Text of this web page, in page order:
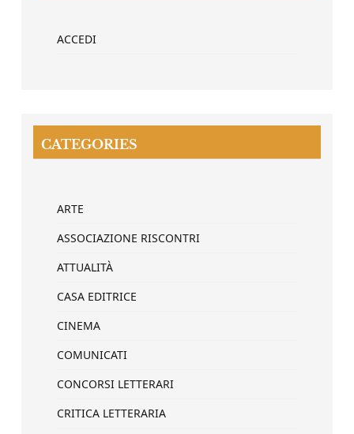
ACCEDI
CATEGORIES
ARTE
ASSOCIAZIONE RISCONTRI
ATTUALITÀ
CASA EDITRICE
CINEMA
COMUNICATI
CONCORSI LETTERARI
CRITICA LETTERARIA